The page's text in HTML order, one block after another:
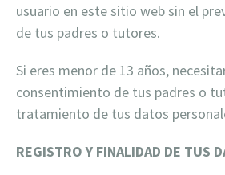
usuario en este sitio web sin el
de tus padres o tutores.
Si eres menor de 13 años,
consentimiento de tus padres o
tratamiento de tus datos
REGISTRO Y FINALIDAD DE TUS